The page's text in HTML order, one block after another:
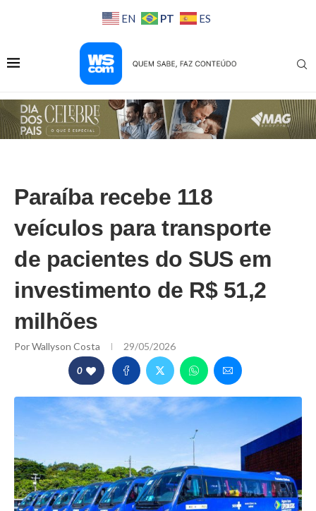
EN PT ES
Paraíba recebe 118
veículos para transporte
de pacientes do SUS em
investimento de R$ 51,2
milhões
PorWallyson Costa 29/05/2026
0